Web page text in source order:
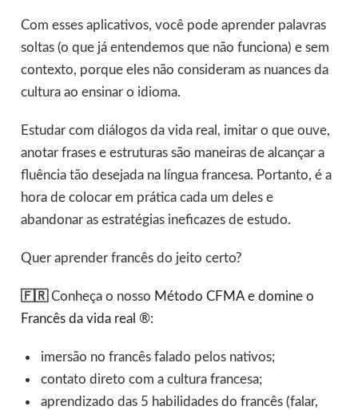
Com esses aplicativos, você pode aprender palavras
soltas (o que já entendemos que não funciona) e sem
contexto, porque eles não consideram as nuances da
cultura ao ensinar o idioma.
Estudar com diálogos da vida real, imitar o que ouve,
anotar frases e estruturas são maneiras de alcançar a
fluência tão desejada na língua francesa. Portanto, é a
hora de colocar em prática cada um deles e
abandonar as estratégias ineficazes de estudo.
Quer aprender francês do jeito certo?
🇫🇷Conheça o nosso Método CFMA e domine o
Francês da vida real ®:
imersão no francês falado pelos nativos;
contato direto com a cultura francesa;
aprendizado das 5 habilidades do francês (falar,